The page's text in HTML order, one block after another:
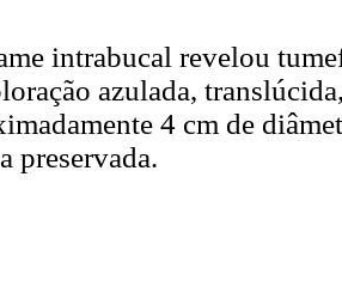
intrabucal revelou
azulada,
4 cm de
preservada.